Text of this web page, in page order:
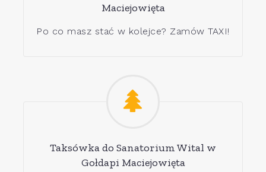
Maciejowięta
Po co masz stać w kolejce? Zamów TAXI!
Taksówka do Sanatorium Wital w
Gołdapi Maciejowięta